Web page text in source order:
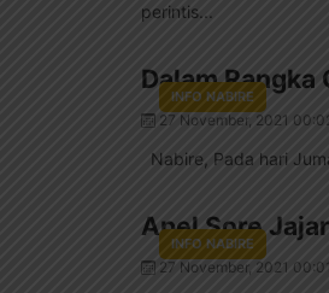
perintis...
INFO NABIRE
Dalam
27 November, 2021
Nabire, Pada hari
INFO NABIRE
Apel Sore
27 November, 2021 00:01